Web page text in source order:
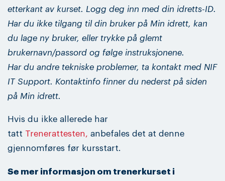
etterkant av kurset. Logg deg inn med din idretts-ID.
Har du ikke tilgang til din bruker på Min idrett, kan
du lage ny bruker, eller trykke på glemt
brukernavn/passord og følge instruksjonene.
Har du andre tekniske problemer, ta kontakt med NIF
IT Support. Kontaktinfo finner du nederst på siden
på Min idrett.
Hvis du ikke allerede har
tatt Trenerattesten, anbefales det at denne
gjennomføres før kursstart.
Se mer informasjon om trenerkurset i